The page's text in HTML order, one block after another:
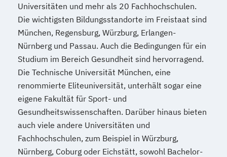
Universitäten und mehr als 20 Fachhochschulen.
Die wichtigsten Bildungsstandorte im Freistaat sind
München, Regensburg, Würzburg, Erlangen-
Nürnberg und Passau. Auch die Bedingungen für ein
Studium im Bereich Gesundheit sind hervorragend.
Die Technische Universität München, eine
renommierte Eliteuniversität, unterhält sogar eine
eigene Fakultät für Sport- und
Gesundheitswissenschaften. Darüber hinaus bieten
auch viele andere Universitäten und
Fachhochschulen, zum Beispiel in Würzburg,
Nürnberg, Coburg oder Eichstätt, sowohl Bachelor-